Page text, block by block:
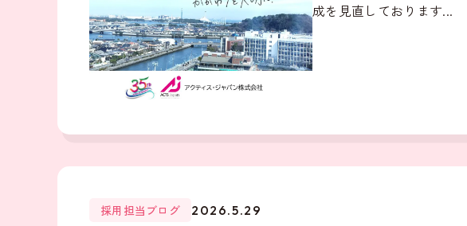
成を見直しております...
採用担当ブログ 2026.5.29